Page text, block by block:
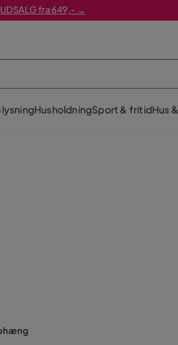
fra 649,- →
HusholdningSport & fritidHus